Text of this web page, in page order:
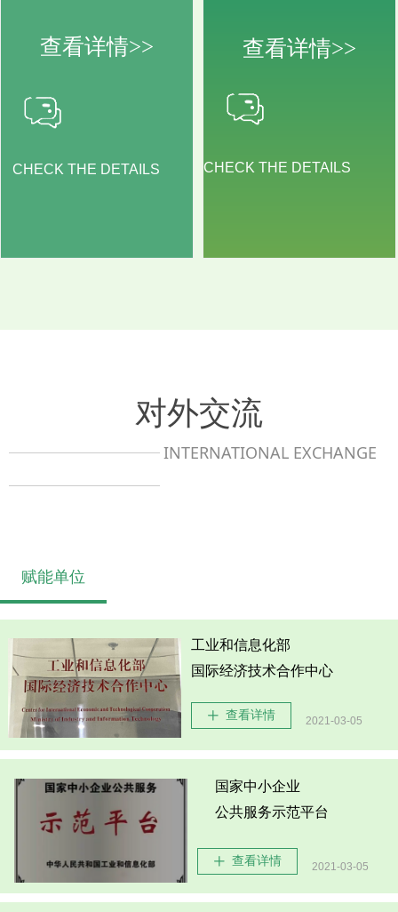
查看详情>>
CHECK THE DETAILS
查看详情>>
CHECK THE DETAILS
对外交流
INTERNATIONAL EXCHANGE
赋能单位
工业和信息化部
国际经济技术合作中心
ꄸ 查看详情 2021-03-05
国家中小企业
公共服务示范平台
ꄸ 查看详情 2021-03-05